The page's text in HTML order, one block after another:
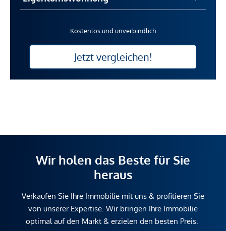
Kostenlos und unverbindlich
Jetzt vergleichen!
Wir holen das Beste für Sie
heraus
Verkaufen Sie Ihre Immobilie mit uns & profitieren Sie
von unserer Expertise. Wir bringen Ihre Immobilie
optimal auf den Markt & erzielen den besten Preis.